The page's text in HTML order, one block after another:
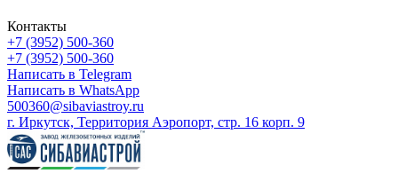
Контакты
+7 (3952) 500-360
+7 (3952) 500-360
Написать в Telegram
Написать в WhatsApp
500360@sibaviastroy.ru
г. Иркутск, Территория Аэропорт, стр. 16 корп. 9